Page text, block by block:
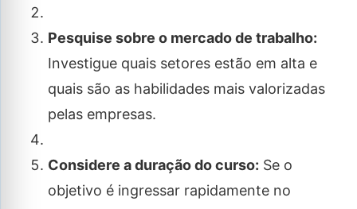
Pesquise sobre o mercado de trabalho:
Investigue quais setores estão em alta e
quais são as habilidades mais valorizadas
pelas empresas.
Considere a duração do curso: Se o
objetivo é ingressar rapidamente no